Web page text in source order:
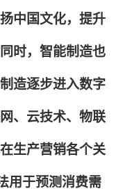
中国文化，提升
时，智能制造也
造逐步进入数字
、云技术、物联
生产营销各个关
用于预测消费需